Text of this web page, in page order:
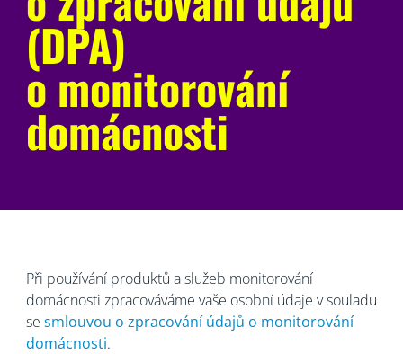
(DPA)
o monitorování
domácnosti
Při používání produktů a služeb monitorování
domácnosti zpracováváme vaše osobní údaje v souladu
se smlouvou o zpracování údajů o monitorování
domácnosti.